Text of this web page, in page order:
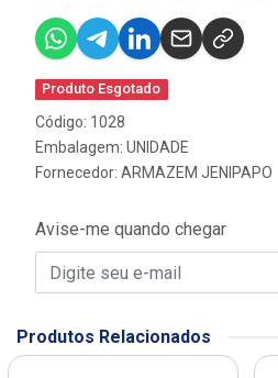
Produto Esgotado
Código: 1028
Embalagem: UNIDADE
Fornecedor: ARMAZEM JENIPAPO
Avise-me quando chegar
Produtos Relacionados